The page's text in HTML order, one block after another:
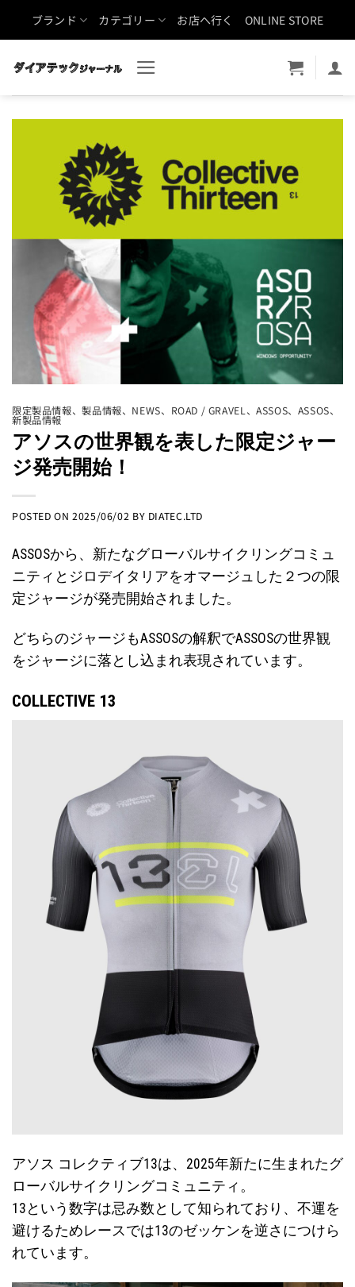
ブランド カテゴリー お店へ行く ONLINE STORE
限定製品情報、製品情報、 NEWS、 ROAD / GRAVEL、ASSOS、 ASSOS、
新製品情報
アソスの世界観を表した限定ジャー
ジ発売開始！
POSTED ON2025/06/02 BY DIATEC.LTD
ASSOSから、新たなグローバルサイクリングコミュ
ニティとジロデイタリアをオマージュした２つの限
定ジャージが発売開始されました。
どちらのジャージもASSOSの解釈でASSOSの世界観
をジャージに落とし込まれ表現されています。
COLLECTIVE 13
アソス コレクティブ13は、2025年新たに生まれたグ
ローバルサイクリングコミュニティ。
13という数字は忌み数として知られており、不運を
避けるためレースでは13のゼッケンを逆さにつけら
れています。